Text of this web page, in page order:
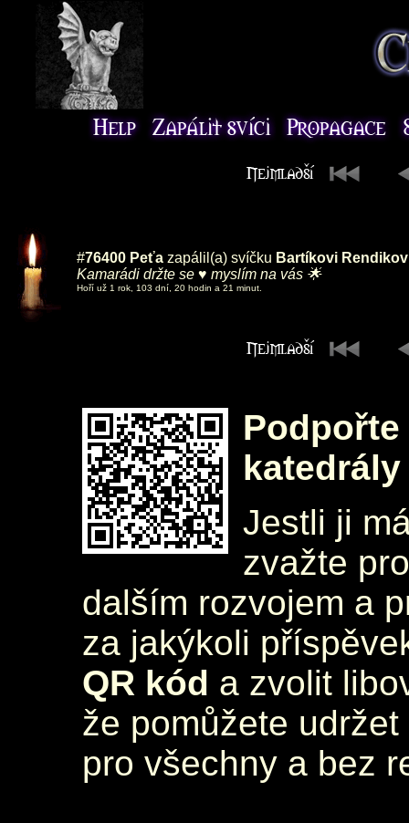
#76400 Peťa zapálil(a) svíčku Bartíkovi
Kamarádi držte se ♥️ myslím na vás 🌟
Hoří už 1 rok, 103 dní, 20 hodin a 21 minut.
katedrály
Jestli ji
zvažte
dalším rozvojem a
za jakýkoli
QR kód a zvolit
že pomůžete
pro všechny a bez